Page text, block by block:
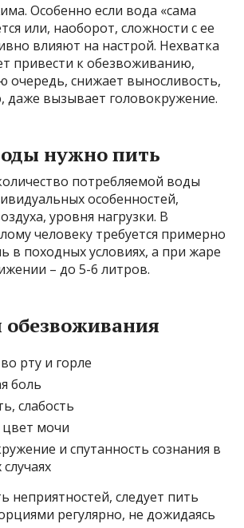
Особенно если вода «сама
или, наоборот, сложности с ее
влияют на настрой. Нехватка
привести к обезвоживанию,
очередь, снижает выносливость,
вызывает головокружение.
нужно пить
потребляемой воды
особенностей,
уровня нагрузки. В
человеку требуется примерно
в походных условиях, а при жаре
– до 5-6 литров.
рту и горле
боль
слабость
мочи
и спутанность сознания в
неприятностей, следует пить
регулярно, не дожидаясь